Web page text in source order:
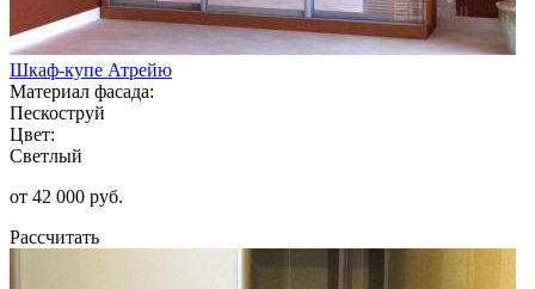
Шкаф-купе Атрейю
Материал фасада:
Пескоструй
Цвет:
Светлый
от 42 000 руб.
Рассчитать